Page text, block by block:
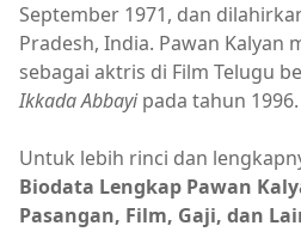
September 1971, dan
Pradesh, India. Pawan Kalyan
sebagai aktris di Film Telugu
Ikkada Abbayipada tahun 1996.
Untuk lebih rinci dan
Biodata Lengkap Pawan
Pasangan, Film, Gaji, dan